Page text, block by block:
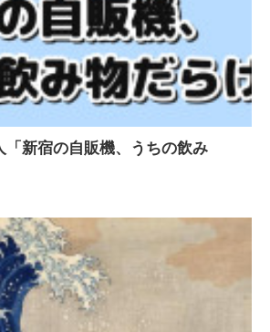
「新宿の自販機、うちの飲み